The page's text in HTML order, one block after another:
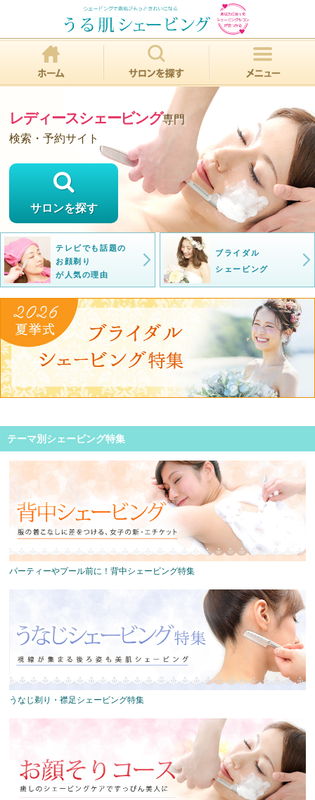
レディースシェービング専門
検索・予約サイト
サロンを探す
テレビでも話題の
お顔剃り
が人気の理由
ブライダル
シェービング
テーマ別シェービング特集
パーティーやプール前に！背中シェービング特集
うなじ剃り・襟足シェービング特集